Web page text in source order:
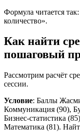
Формула читается
количество».
Как найти
пошаговый
Рассмотрим расчёт
сессии.
Условие: Баллы
Коммуникация (90),
Бизнес-статистика
Математика (81).